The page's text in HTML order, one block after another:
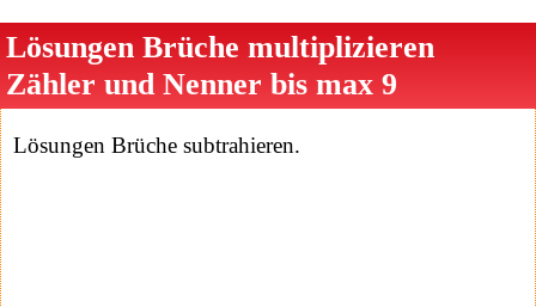
Lösungen Brüche multiplizieren
Zähler und Nenner bis max 9
Lösungen Brüche subtrahieren.